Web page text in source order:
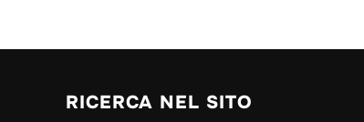
RICERCA NEL SITO